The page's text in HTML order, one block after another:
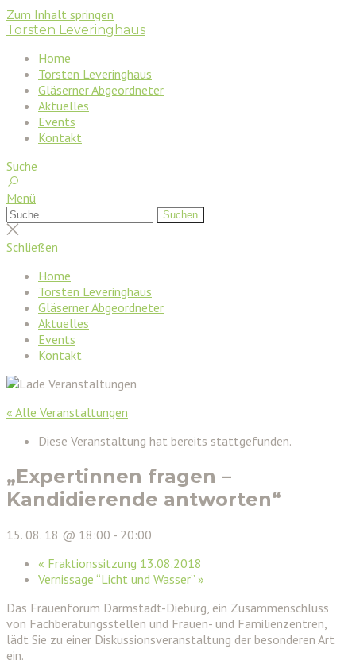
Zum Inhalt springen
Torsten Leveringhaus
Home
Torsten Leveringhaus
Gläserner Abgeordneter
Aktuelles
Events
Kontakt
Suche
Menü
Suchen
nach:
Suchen
Suche
schließen
Schließen
Home
Torsten Leveringhaus
Gläserner Abgeordneter
Aktuelles
Events
Kontakt
« Alle Veranstaltungen
Diese Veranstaltung hat bereits stattgefunden.
„Expertinnen fragen –
Kandidierende antworten“
15. 08. 18 @ 18:00 - 20:00
« Fraktionssitzung 13.08.2018
Vernissage “Licht und Wasser” »
Das Frauenforum Darmstadt-Dieburg, ein Zusammenschluss
von Fachberatungsstellen und Frauen- und Familienzentren,
lädt Sie zu einer Diskussionsveranstaltung der besonderen Art
ein.